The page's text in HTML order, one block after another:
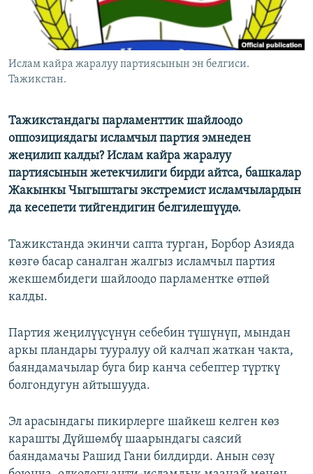
ЭЕ/АРнун бардык сайттары
Ислам кайра жаралуу партиясынын эн белгиси.
Тажикстан.
Тажикстандагы парламенттик шайлоодо
оппозициядагы исламчыл партия эмнеден
жеңилип калды? Ислам кайра жаралуу
партиясынын жетекчилиги бирди айтса, башкалар
Жакынкы Чыгыштагы экстремист исламчылардын
да кесепети тийгендигин белгилешүүдө.
Тажикстанда экинчи сапта турган, Борбор Азияда
көзгө басар саналган жалгыз исламчыл партия
жекшембидеги шайлоодо парламентке өтпөй
калды.
Партия жеңилүүсүнүн себебин түшүнүп, мындан
аркы пландары тууралуу ой калчап жаткан чакта,
баяндамачылар буга бир канча себептер түрткү
болгондугун айтышууда.
Эл арасындагы пикирлерге шайкеш келген көз
карашты Дүйшөмбү шаарындагы саясий
баяндамачы Рашид Гани билдирди. Анын сөзү